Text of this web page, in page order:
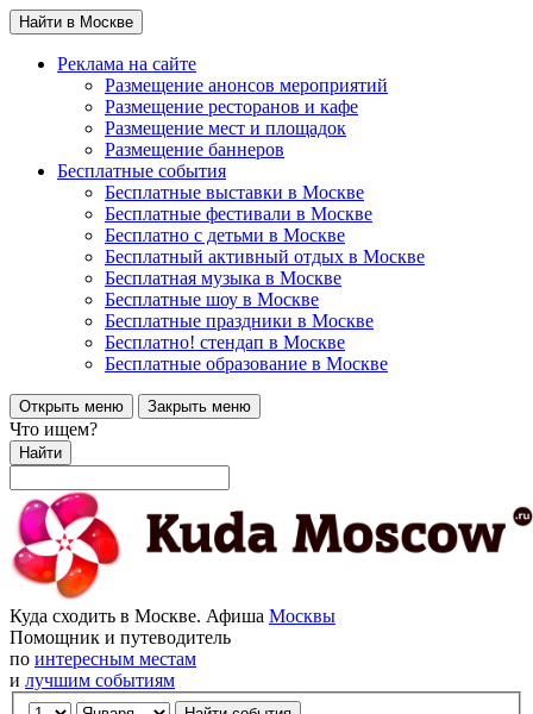
Найти в Москве
Реклама на сайте
Размещение анонсов мероприятий
Размещение ресторанов и кафе
Размещение мест и площадок
Размещение баннеров
Бесплатные события
Бесплатные выставки в Москве
Бесплатные фестивали в Москве
Бесплатно с детьми в Москве
Бесплатный активный отдых в Москве
Бесплатная музыка в Москве
Бесплатные шоу в Москве
Бесплатные праздники в Москве
Бесплатно! стендап в Москве
Бесплатные образование в Москве
Открыть меню Закрыть меню
Что ищем?
Найти
Куда сходить в Москве. Афиша Москвы
Помощник и путеводитель
по интересным местам
и лучшим событиям